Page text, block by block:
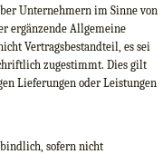
Unternehmern im Sinne von
ergänzende Allgemeine
Vertragsbestandteil, es sei
zugestimmt. Dies gilt
Lieferungen oder Leistungen
sofern nicht